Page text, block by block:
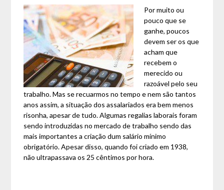
Por muito ou
pouco que se
ganhe, poucos
devem ser os que
acham que
recebem o
merecido ou
razoável pelo seu
trabalho. Mas se recuarmos no tempo e nem são tantos
anos assim, a situação dos assalariados era bem menos
risonha, apesar de tudo. Algumas regalias laborais foram
sendo introduzidas no mercado de trabalho sendo das
mais importantes a criação dum salário mínimo
obrigatório. Apesar disso, quando foi criado em 1938,
não ultrapassava os 25 cêntimos por hora.